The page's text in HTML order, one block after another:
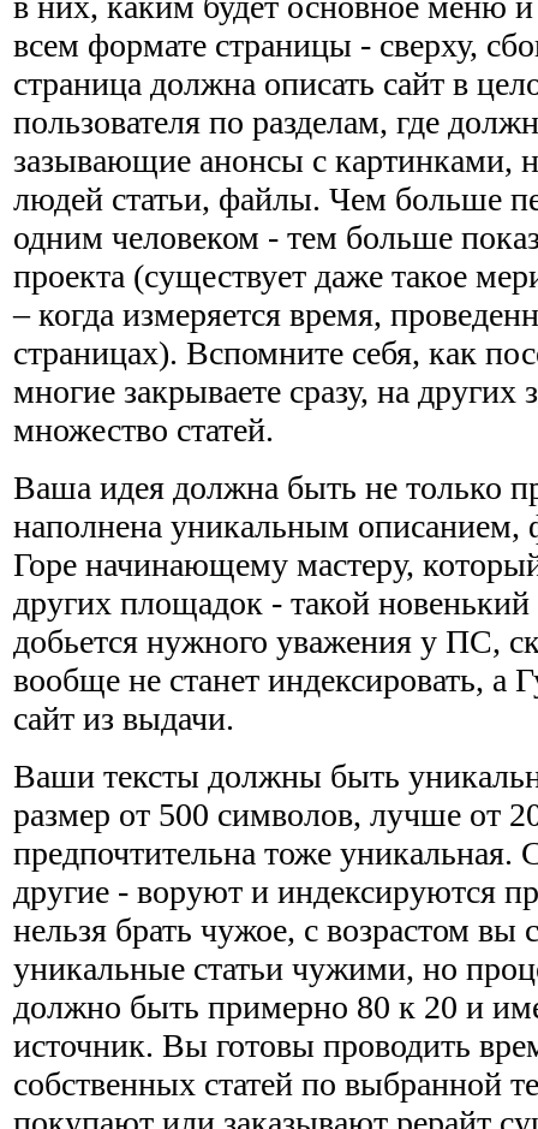
всем формате страницы - сверху,
страница должна описать сайт в
пользователя по разделам, где
зазывающие анонсы с картинками,
людей статьи, файлы. Чем больше
одним человеком - тем больше
проекта (существует даже такое
– когда измеряется время,
страницах). Вспомните себя, как
многие закрываете сразу, на других
множество статей.
Ваша идея должна быть не только
наполнена уникальным описанием,
Горе начинающему мастеру,
других площадок - такой новенький
добьется нужного уважения у ПС,
вообще не станет индексировать, а
сайт из выдачи.
Ваши тексты должны быть
размер от 500 символов, лучше от
предпочтительна тоже уникальная.
другие - воруют и индексируются
нельзя брать чужое, с возрастом вы
уникальные статьи чужими, но
должно быть примерно 80 к 20 и
источник. Вы готовы проводить
собственных статей по выбранной